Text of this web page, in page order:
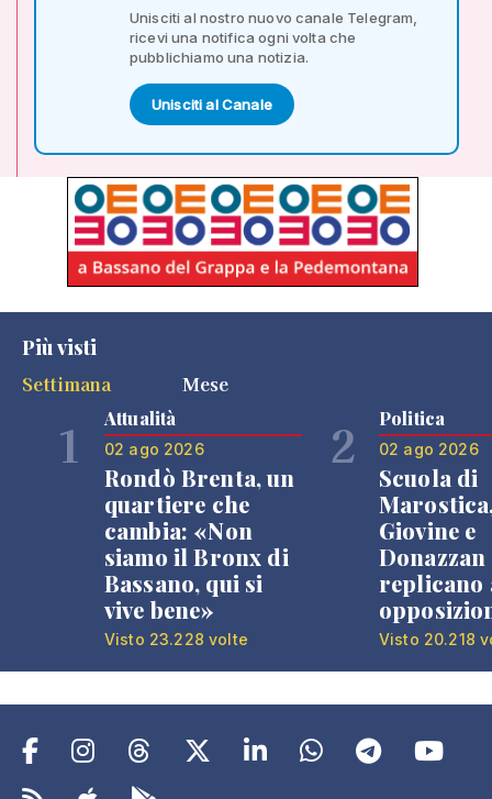
Unisciti al nostro nuovo canale Telegram,
ricevi una notifica ogni volta che
pubblichiamo una notizia.
Unisciti al Canale
Più visti
Settimana
Mese
1 Attualità
02 ago 2026
Rondò Brenta, un
quartiere che
cambia: «Non
siamo il Bronx di
Bassano, qui si
vive bene»
Visto 23.228 volte
2 Politica
02 ago 2026
Scuola di
Giovine e
Donazzan
replicano
Visto 20.218